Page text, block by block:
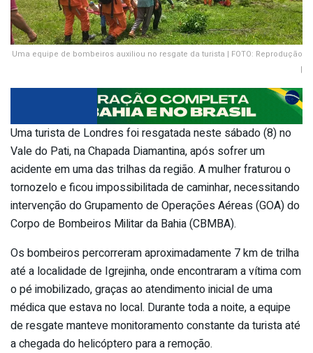
Uma equipe de bombeiros auxiliou no resgate da turista | FOTO: Reprodução
|
Uma turista de Londres foi resgatada neste sábado (8) no
Vale do Pati, na Chapada Diamantina, após sofrer um
acidente em uma das trilhas da região. A mulher fraturou o
tornozelo e ficou impossibilitada de caminhar, necessitando
intervenção do Grupamento de Operações Aéreas (GOA) do
Corpo de Bombeiros Militar da Bahia (CBMBA).
Os bombeiros percorreram aproximadamente 7 km de trilha
até a localidade de Igrejinha, onde encontraram a vítima com
o pé imobilizado, graças ao atendimento inicial de uma
médica que estava no local. Durante toda a noite, a equipe
de resgate manteve monitoramento constante da turista até
a chegada do helicóptero para a remoção.